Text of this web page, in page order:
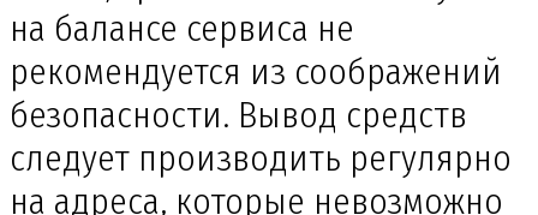
на балансе сервиса не
рекомендуется из соображений
безопасности. Вывод средств
следует производить регулярно
на адреса, которые невозможно